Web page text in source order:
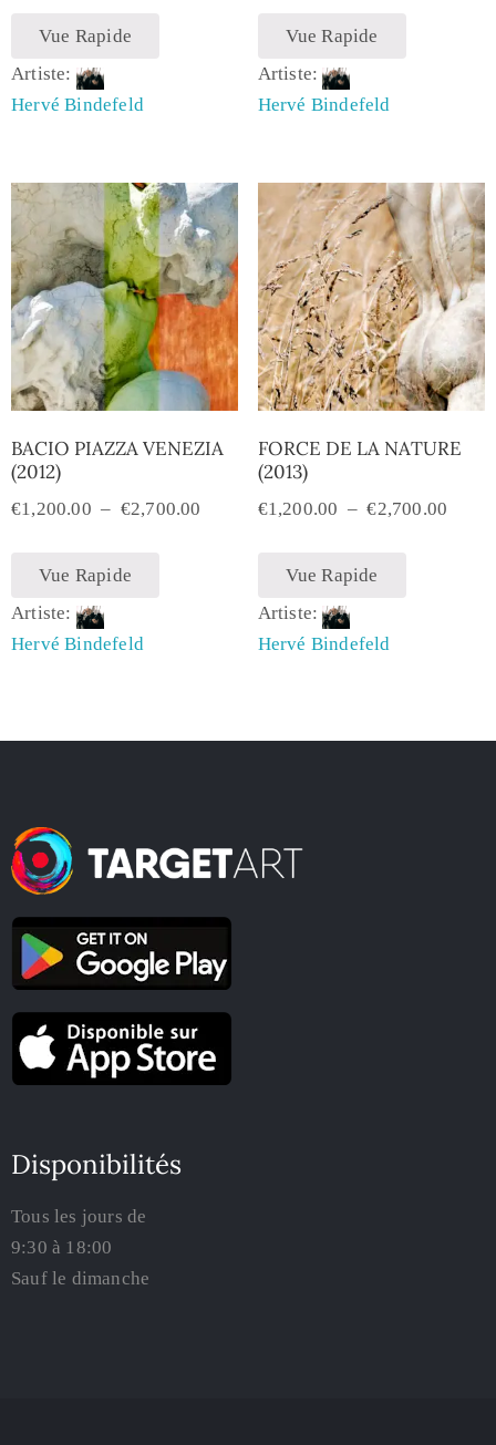
Vue Rapide
Artiste:
Hervé Bindefeld
Vue Rapide
Artiste:
Hervé Bindefeld
BACIO PIAZZA VENEZIA
(2012)
€1,200.00 – €2,700.00
Vue Rapide
Artiste:
Hervé Bindefeld
FORCE DE LA NATURE
(2013)
€1,200.00 – €2,700.00
Vue Rapide
Artiste:
Hervé Bindefeld
Disponibilités
Tous les jours de
9:30 à 18:00
Sauf le dimanche